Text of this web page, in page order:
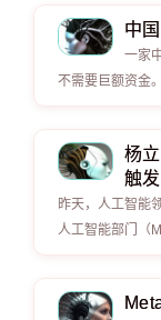
中
一家
不需要巨额资金
杨
触
昨天，人工智能
人工智能部门（